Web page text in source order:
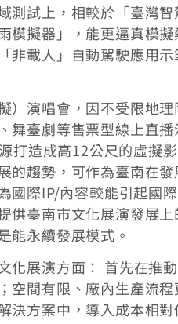
測試上，相較於「臺灣
模擬器」，能更逼真模
非載人」自動駕駛應用
）演唱會，因不受限地
舞臺劇等售票型線上直
打造成高12公尺的虛擬
的趨勢，可作為臺南在
國際IP/內容較能引起國
供臺南市文化展演發展
能永續發展模式。
化展演方面： 首先在推
空間有限、廠內生產流
決方案中，導入成本相